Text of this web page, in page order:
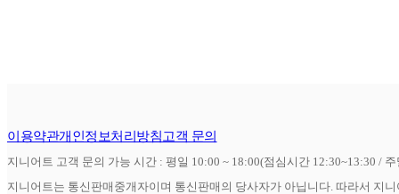
이용약관개인정보처리방침고객 문의
지니어트 고객 문의 가능 시간 : 평일 10:00 ~ 18:00(점심시간 12:30~13:30 /
지니어트는 통신판매중개자이며 통신판매의 당사자가 아닙니다. 따라서 지